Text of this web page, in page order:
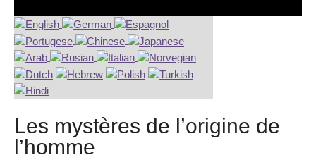
Les mystères de l’origine de
l’homme